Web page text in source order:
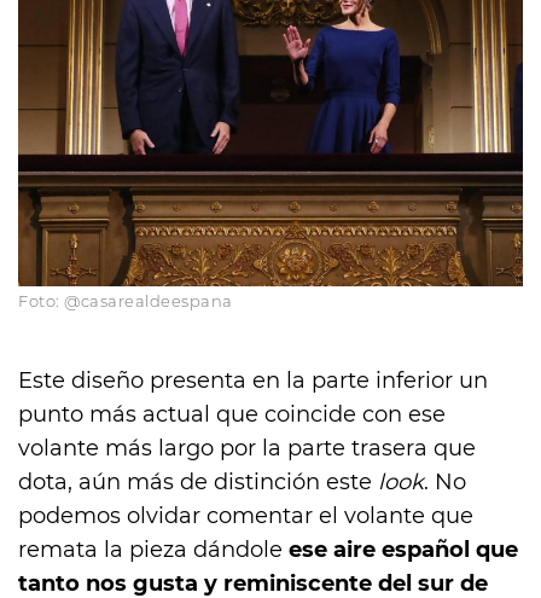
Foto: @casarealdeespana
Este diseño presenta en la parte inferior un
punto más actual que coincide con ese
volante más largo por la parte trasera que
dota, aún más de distinción este look. No
podemos olvidar comentar el volante que
remata la pieza dándole ese aire español que
tanto nos gusta y reminiscente del sur de